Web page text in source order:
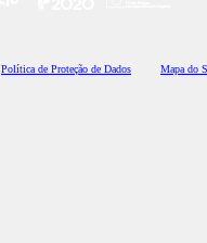
Política de Proteção de Dados Mapa do